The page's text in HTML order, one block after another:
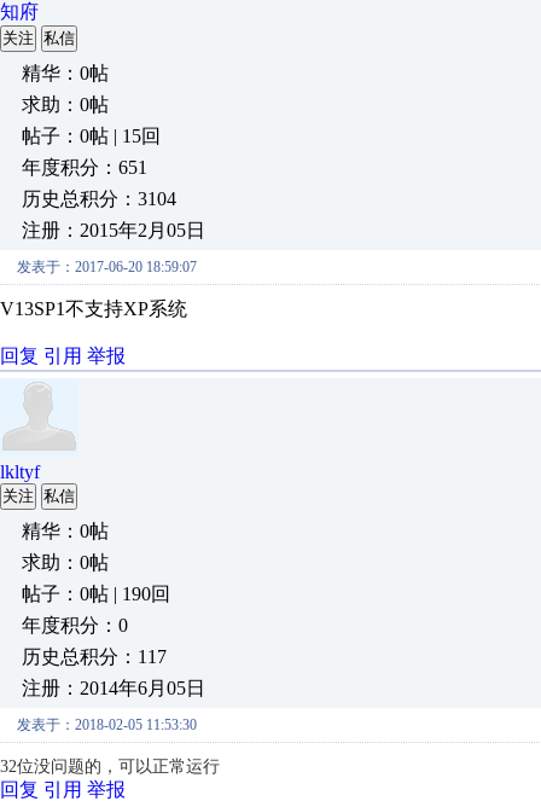
知府
关注 私信
精华：0帖
求助：0帖
帖子：0帖 | 15回
年度积分：651
历史总积分：3104
注册：2015年2月05日
发表于：2017-06-20 18:59:07
V13SP1不支持XP系统
回复 引用 举报
lkltyf
关注 私信
精华：0帖
求助：0帖
帖子：0帖 | 190回
年度积分：0
历史总积分：117
注册：2014年6月05日
发表于：2018-02-05 11:53:30
32位没问题的，可以正常运行
回复 引用 举报